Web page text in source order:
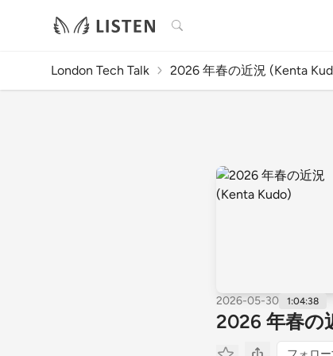
検索
London Tech Talk 2026 年春の近況 (Kenta
2026-05-30 1:04:38
2026 年春の